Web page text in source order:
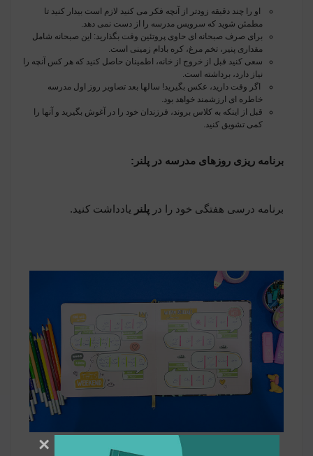
او را چند دقیقه زودتر از آنچه فکر می کنید لازم است بیدار کنید تا
مطمئن شوید که سرویس مدرسه را از دست نمی دهد.
برای صرف صبحانه ای حاوی پروتئین وقت بگذارید: این صبحانه شامل
مقداری پنیر، تخم مرغ، کره بادام زمینی است.
سعی کنید قبل از خروج از خانه، اطمینان حاصل کنید که هر کس آنچه را
نیاز دارد، برداشته است.
اگر وقت دارید، عکس بگیرید! سالها بعد تصاویر روز اول مدرسه
خاطره ای ارزشمند خواهد بود.
قبل از اینکه به کلاس بروند، فرزندان خود را در آغوش بگیرید و آنها را
کمی تشویق کنید.
برنامه ریزی روزهای مدرسه در پلنر:
برنامه درسی هفتگی خود را در پلنر یادداشت کنید.
×